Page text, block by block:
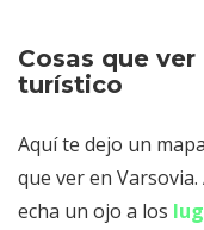
Cosas que
turístico
Aquí te dejo un
que ver en
echa un ojo a los